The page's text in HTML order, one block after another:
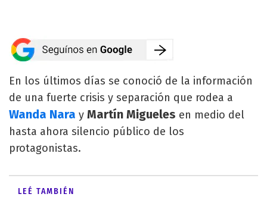
En los últimos días se conoció de la información
de una fuerte crisis y separación que rodea a
Wanda Nara y Martín Migueles en medio del
hasta ahora silencio público de los
protagonistas.
LEÉ TAMBIÉN